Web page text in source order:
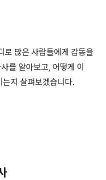
많은 사람들에게 감동을
를 알아보고, 어떻게 이
지 살펴보겠습니다.